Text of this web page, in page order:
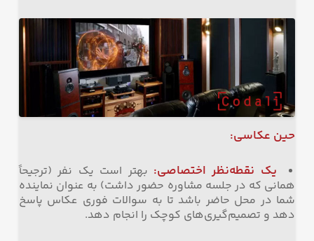
حین عکاسی:
یک نقطه‌نظر اختصاصی: بهتر است یک نفر (ترجیحاً
همانی که در جلسه مشاوره حضور داشت) به عنوان نماینده
شما در محل حاضر باشد تا به سوالات فوری عکاس پاسخ
دهد و تصمیم‌گیری‌های کوچک را انجام دهد.